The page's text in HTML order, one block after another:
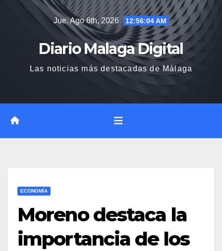
Jue. Ago 6th, 2026 12:56:05 AM
Diario Malaga Digital
Las noticias más destacadas de Málaga
ECONOMÍA
Moreno destaca la
importancia de los